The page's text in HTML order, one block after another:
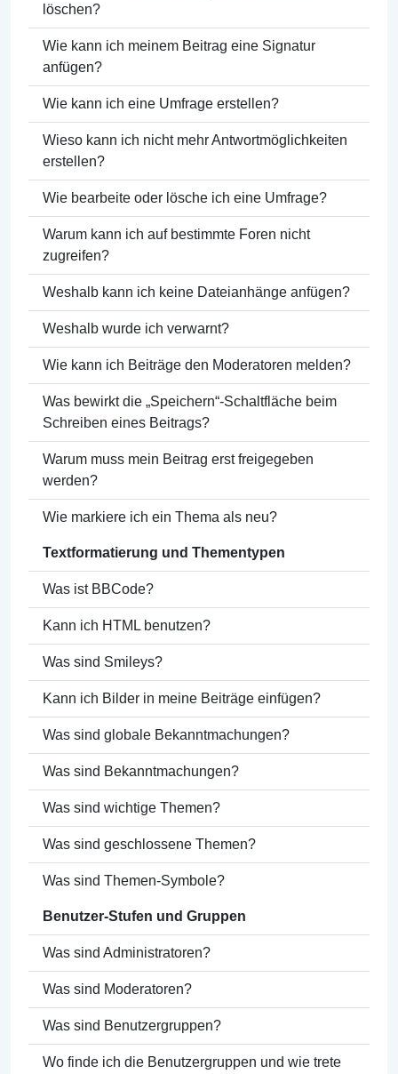
löschen?
Wie kann ich meinem Beitrag eine Signatur
anfügen?
Wie kann ich eine Umfrage erstellen?
Wieso kann ich nicht mehr Antwortmöglichkeiten
erstellen?
Wie bearbeite oder lösche ich eine Umfrage?
Warum kann ich auf bestimmte Foren nicht
zugreifen?
Weshalb kann ich keine Dateianhänge anfügen?
Weshalb wurde ich verwarnt?
Wie kann ich Beiträge den Moderatoren melden?
Was bewirkt die „Speichern“-Schaltfläche beim
Schreiben eines Beitrags?
Warum muss mein Beitrag erst freigegeben
werden?
Wie markiere ich ein Thema als neu?
Textformatierung und Thementypen
Was ist BBCode?
Kann ich HTML benutzen?
Was sind Smileys?
Kann ich Bilder in meine Beiträge einfügen?
Was sind globale Bekanntmachungen?
Was sind Bekanntmachungen?
Was sind wichtige Themen?
Was sind geschlossene Themen?
Was sind Themen-Symbole?
Benutzer-Stufen und Gruppen
Was sind Administratoren?
Was sind Moderatoren?
Was sind Benutzergruppen?
Wo finde ich die Benutzergruppen und wie trete